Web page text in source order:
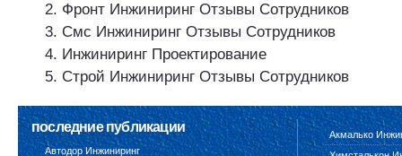
Фронт Инжиниринг Отзывы Сотрудников
Смс Инжиниринг Отзывы Сотрудников
Инжиниринг Проектирование
Строй Инжиниринг Отзывы Сотрудников
последние публикации
Автодор Инжиниринг
Акмалько